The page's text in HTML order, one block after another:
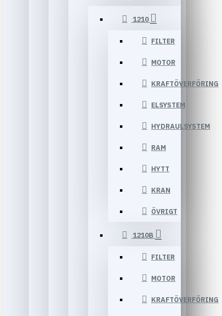
1210
FILTER
MOTOR
KRAFTÖVERFÖRING
ELSYSTEM
HYDRAULSYSTEM
RAM
HYTT
KRAN
ÖVRIGT
1210B
FILTER
MOTOR
KRAFTÖVERFÖRING